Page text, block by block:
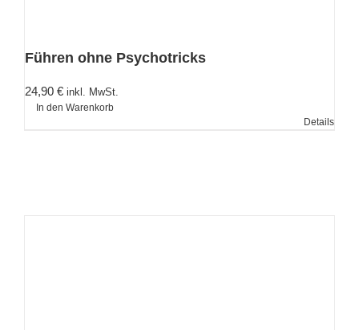
Führen ohne Psychotricks
24,90 € inkl. MwSt.
In den Warenkorb
Details